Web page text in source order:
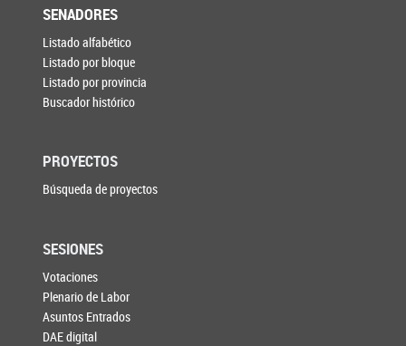
SENADORES
Listado alfabético
Listado por bloque
Listado por provincia
Buscador histórico
PROYECTOS
Búsqueda de proyectos
SESIONES
Votaciones
Plenario de Labor
Asuntos Entrados
DAE digital